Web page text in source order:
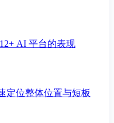
AI 平台的表现
定位整体位置与短板